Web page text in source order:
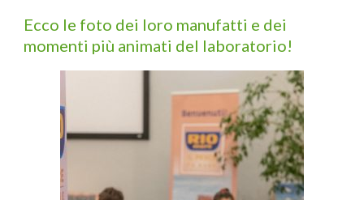
Ecco le foto dei loro manufatti e dei
momenti più animati del laboratorio!